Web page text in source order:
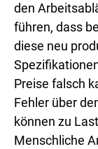
den
führen, dass
diese neu
Preise falsch
Fehler über
können zu
Menschliche